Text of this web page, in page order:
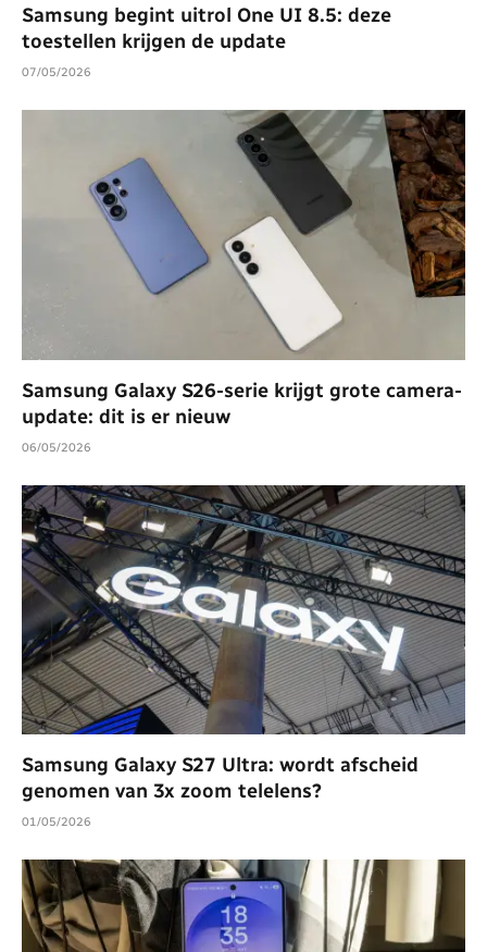
Samsung begint uitrol One UI 8.5: deze
toestellen krijgen de update
07/05/2026
Samsung Galaxy S26-serie krijgt grote camera-
update: dit is er nieuw
06/05/2026
Samsung Galaxy S27 Ultra: wordt afscheid
genomen van 3x zoom telelens?
01/05/2026